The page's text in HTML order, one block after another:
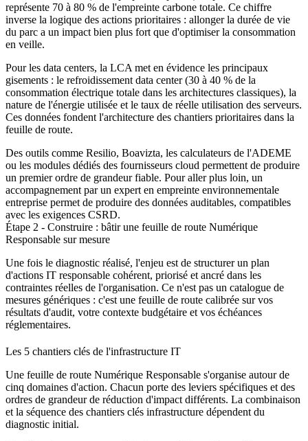
représente 70 à 80 % de l'empreinte carbone totale. Ce chiffre
inverse la logique des actions prioritaires : allonger la durée de vie
du parc a un impact bien plus fort que d'optimiser la consommation
en veille.
Pour les data centers, la LCA met en évidence les principaux
gisements : le refroidissement data center (30 à 40 % de la
consommation électrique totale dans les architectures classiques), la
nature de l'énergie utilisée et le taux de réelle utilisation des serveurs.
Ces données fondent l'architecture des chantiers prioritaires dans la
feuille de route.
Des outils comme Resilio, Boavizta, les calculateurs de l'ADEME
ou les modules dédiés des fournisseurs cloud permettent de produire
un premier ordre de grandeur fiable. Pour aller plus loin, un
accompagnement par un expert en empreinte environnementale
entreprise permet de produire des données auditables, compatibles
avec les exigences CSRD.
Étape 2 - Construire : bâtir une feuille de route Numérique
Responsable sur mesure
Une fois le diagnostic réalisé, l'enjeu est de structurer un plan
d'actions IT responsable cohérent, priorisé et ancré dans les
contraintes réelles de l'organisation. Ce n'est pas un catalogue de
mesures génériques : c'est une feuille de route calibrée sur vos
résultats d'audit, votre contexte budgétaire et vos échéances
réglementaires.
Les 5 chantiers clés de l'infrastructure IT
Une feuille de route Numérique Responsable s'organise autour de
cinq domaines d'action. Chacun porte des leviers spécifiques et des
ordres de grandeur de réduction d'impact différents. La combinaison
et la séquence des chantiers clés infrastructure dépendent du
diagnostic initial.